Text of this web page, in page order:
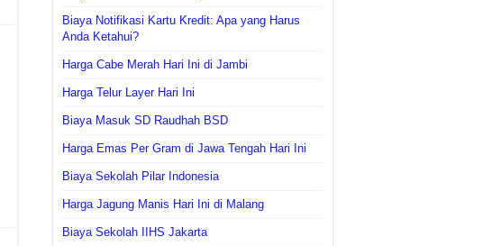
Biaya Notifikasi Kartu Kredit: Apa yang Harus
Anda Ketahui?
Harga Cabe Merah Hari Ini di Jambi
Harga Telur Layer Hari Ini
Biaya Masuk SD Raudhah BSD
Harga Emas Per Gram di Jawa Tengah Hari Ini
Biaya Sekolah Pilar Indonesia
Harga Jagung Manis Hari Ini di Malang
Biaya Sekolah IIHS Jakarta